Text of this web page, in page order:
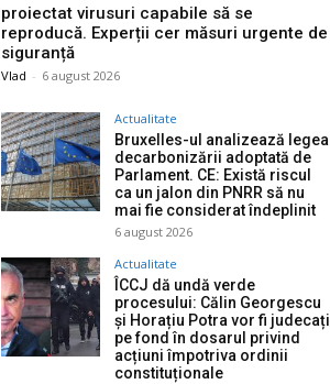
proiectat virusuri capabile să se
reproducă. Experții cer măsuri urgente de
siguranță
Vlad - 6 august 2026
Actualitate
Bruxelles-ul analizează legea
decarbonizării adoptată de
Parlament. CE: Există riscul
ca un jalon din PNRR să nu
mai fie considerat îndeplinit
6 august 2026
Actualitate
ÎCCJ dă undă verde
procesului: Călin Georgescu
și Horațiu Potra vor fi judecați
pe fond în dosarul privind
acțiuni împotriva ordinii
constituționale